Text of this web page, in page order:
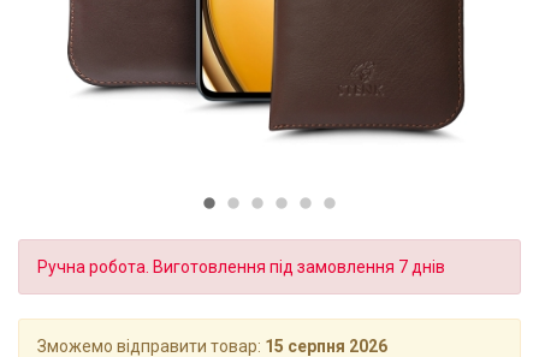
Ручна робота. Виготовлення під замовлення 7 днів
Зможемо відправити товар: 15 серпня 2026